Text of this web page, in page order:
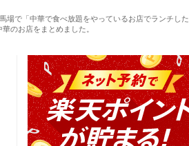
場で「中華で食べ放題をやっているお店でランチした
のお店をまとめました。